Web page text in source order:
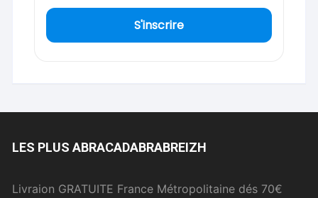
S'inscrire
LES PLUS ABRACADABRABREIZH
Livraion GRATUITE France Métropolitaine dés 70€